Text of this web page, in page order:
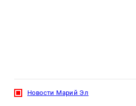
Новости Марий Эл